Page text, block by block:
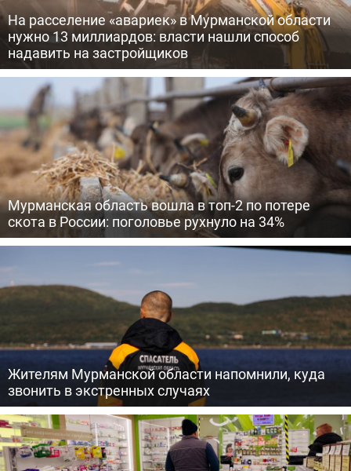
На расселение «авариек» в Мурманской области
нужно 13 миллиардов: власти нашли способ
надавить на застройщиков
Мурманская область вошла в топ-2 по потере
скота в России: поголовье рухнуло на 34%
Жителям Мурманской области напомнили, куда
звонить в экстренных случаях